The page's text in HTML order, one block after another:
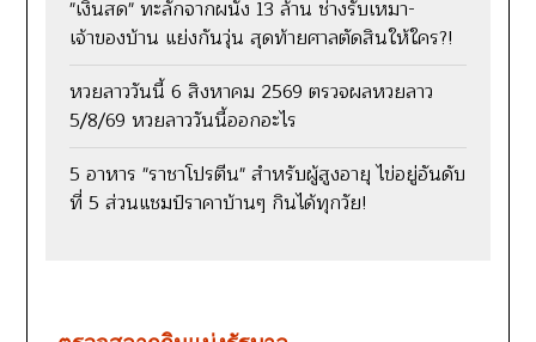
"เงินสด" ทะลักจากผนัง 13 ล้าน ช่างรับเหมา-
เจ้าของบ้าน แย่งกันวุ่น สุดท้ายศาลตัดสินให้ใคร?!
หวยลาววันนี้ 6 สิงหาคม 2569 ตรวจผลหวยลาว
5/8/69 หวยลาววันนี้ออกอะไร
5 อาหาร "ราชาโปรตีน" สำหรับผู้สูงอายุ ไข่อยู่อันดับ
ที่ 5 ส่วนแชมป์ราคาบ้านๆ กินได้ทุกวัย!